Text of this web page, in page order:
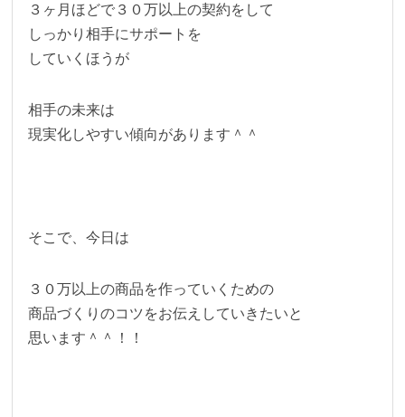
３ヶ月ほどで３０万以上の契約をして
しっかり相手にサポートを
していくほうが
相手の未来は
現実化しやすい傾向があります＾＾
そこで、今日は
３０万以上の商品を作っていくための
商品づくりのコツをお伝えしていきたいと
思います＾＾！！